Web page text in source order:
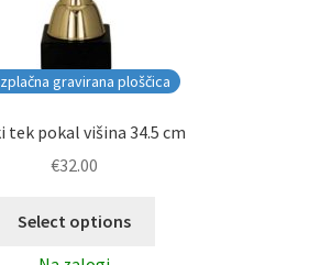
gravirana ploščica
tek pokal višina 34.5 cm
€32.00
Select options